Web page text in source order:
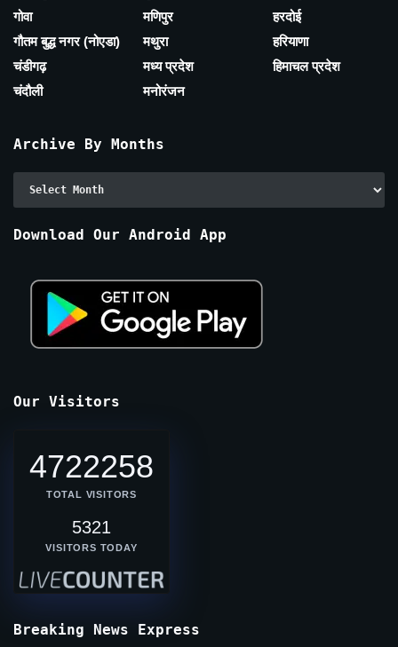
गोवा
गौतम बुद्ध नगर (नोएडा)
चंडीगढ़
चंदौली
मणिपुर
मथुरा
मध्य प्रदेश
मनोरंजन
हरदोई
हरियाणा
हिमाचल प्रदेश
Archive By Months
Download Our Android App
Our Visitors
4722258
TOTAL VISITORS
5321
VISITORS TODAY
Breaking News Express